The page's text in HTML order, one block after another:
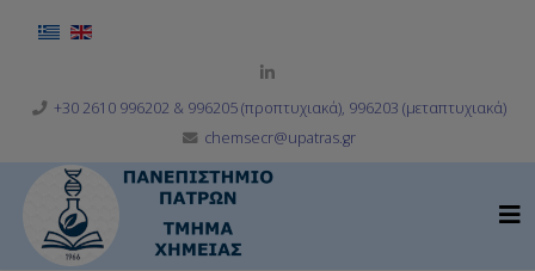
Select your language
+30 2610 996202 & 996205 (προπτυχιακά), 996203 (μεταπτυχιακά)
chemsecr@upatras.gr